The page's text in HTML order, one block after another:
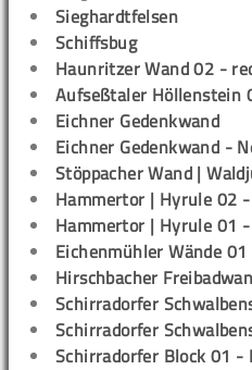
Sieghardtfelsen
Schiffsbug
Haunritzer Wand 02 -
Aufseßtaler Höllenstein
Eichner Gedenkwand
Eichner Gedenkwand -
Stöppacher Wand |
Hammertor | Hyrule 02
Hammertor | Hyrule 01
Eichenmühler Wände
Hirschbacher
Schirradorfer
Schirradorfer
Schirradorfer Block 01 -